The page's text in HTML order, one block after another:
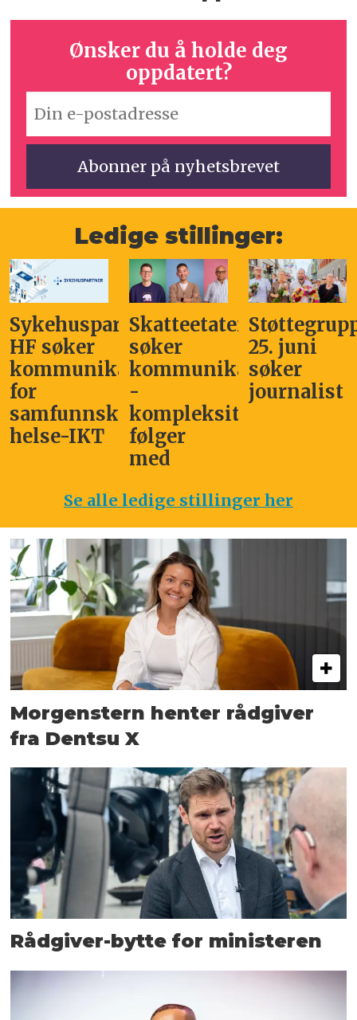
Ønsker du å holde deg
oppdatert?
Ledige stillinger:
Sykehuspartner
HF søker
kommunikasjonssjef
for
samfunnskritisk
helse-IKT
Skatteetaten
søker
kommunikasjonsleder
-
kompleksitet
følger
med
25. juni
søker
journalist
Se alle ledige stillinger her
Morgenstern henter rådgiver
fra Dentsu X
Rådgiver-bytte for ministeren